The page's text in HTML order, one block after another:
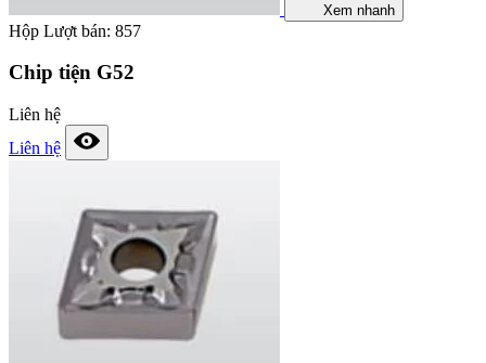
Xem nhanh
Hộp Lượt bán: 857
Chip tiện G52
Liên hệ
Liên hệ